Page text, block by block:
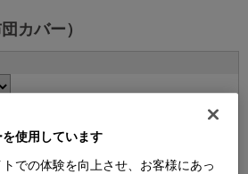
カバー）
使用しています
での体験を向上させ、お客様にあっ